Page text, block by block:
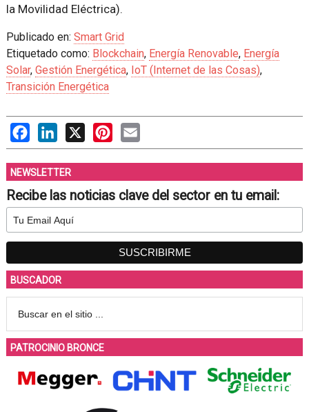
la Movilidad Eléctrica).
Publicado en: Smart Grid
Etiquetado como: Blockchain, Energía Renovable, Energía
Solar, Gestión Energética, IoT (Internet de las Cosas),
Transición Energética
FacebookLinkedIn
X PinterestEmail
NEWSLETTER
Recibe las noticias clave del sector en tu email:
BUSCADOR
PATROCINIO BRONCE